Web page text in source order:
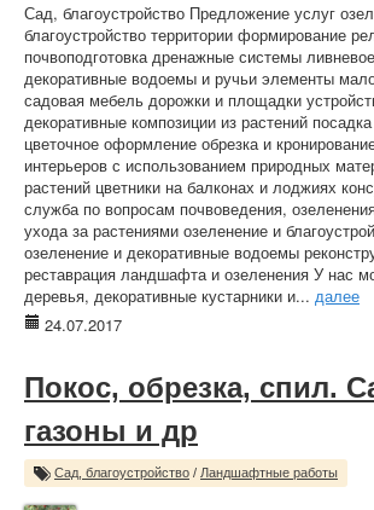
Сад, благоустройство Предложение услуг
благоустройство территории формирование
почвоподготовка дренажные системы
декоративные водоемы и ручьи элементы
садовая мебель дорожки и площадки
декоративные композиции из растений
цветочное оформление обрезка и
интерьеров с использованием природных
растений цветники на балконах и лоджиях
служба по вопросам почвоведения,
ухода за растениями озеленение и
озеленение и декоративные водоемы
реставрация ландшафта и озеленения У нас
деревья, декоративные кустарники и... далее
24.07.2017
Покос, обрезка, спил.
газоны и др
Сад, благоустройство / Ландшафтные работы